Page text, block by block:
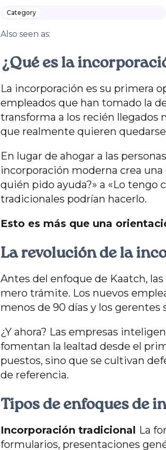
Category
Also seen as:
¿Qué es la
La incorporación es su primera
empleados que han tomado la
transforma a los recién llegados
que realmente quieren
En lugar de ahogar a las
incorporación moderna crea
quién pido ayuda?» a «Lo tengo
tradicionales podrían hacerlo.
Esto es más que una
La revolución de la
Antes del enfoque de Kaatch,
mero trámite. Los nuevos
menos de 90 días y los gerentes
¿Y ahora? Las empresas
fomentan la lealtad desde el
puestos, sino que se cultivan
de referencia.
Tipos de enfoques de
Incorporación tradicional La
formularios, presentaciones